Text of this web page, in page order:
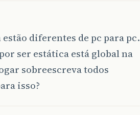
diferentes de pc para pc.
ser estática está global na
sobreescreva todos
isso?